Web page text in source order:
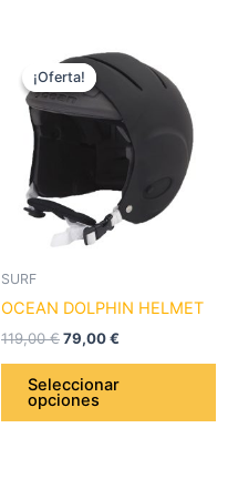
¡Oferta!
¡Oferta!
SURF
OCEAN DOLPHIN HELMET
119,00€
precio
original
era:
119,00 €.
79,00€
El
precio
actual
79,00 €.
Seleccionar
opciones